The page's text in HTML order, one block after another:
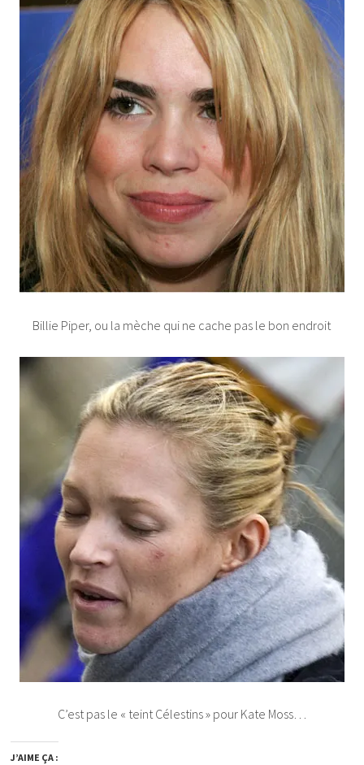
Billie Piper, ou la mèche qui ne cache pas le bon endroit
C’est pas le « teint Célestins » pour Kate Moss…
J’AIME ÇA :